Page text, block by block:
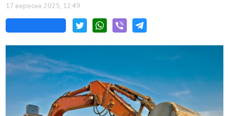
17 вересня 2025, 12:49